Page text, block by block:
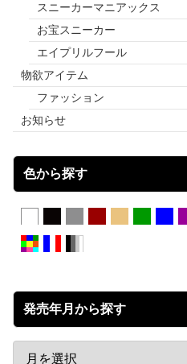
スニーカーマニアックス
お宝スニーカー
エイプリルフール
物欲アイテム
ファッション
お知らせ
色から探す
発売年月から探す